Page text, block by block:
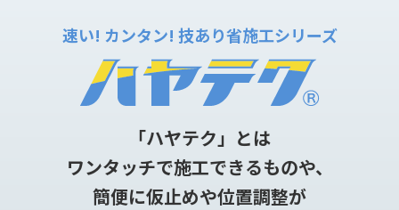
速い! カンタン! 技あり省施工シリーズ
「ハヤテク」とは
ワンタッチで施工できるものや、
簡便に仮止めや位置調整が